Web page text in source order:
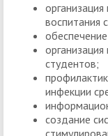
воспитания
студентов;
инфекции
создание